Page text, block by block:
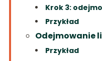
Krok 3:
Przykład
Odejmowanie
Przykład